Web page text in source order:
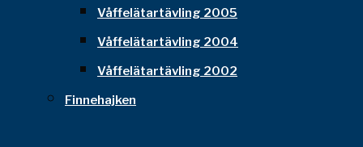
Våffelätartävling 2005
Våffelätartävling 2004
Våffelätartävling 2002
Finnehajken